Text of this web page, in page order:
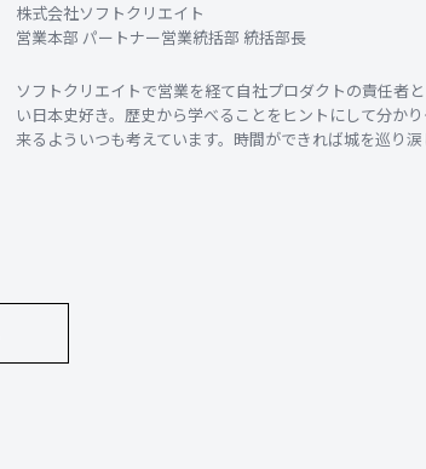
株式会社ソフトクリエイト
営業本部 パートナー営業統括部 統括部長
ソフトクリエイトで営業を経て自社プロダクトの責任者
い日本史好き。歴史から学べることをヒントにして分か
来るよういつも考えています。時間ができれば城を巡り涙